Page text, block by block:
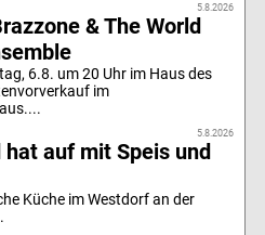
5.8.2026
& The World
6.8. um 20 Uhr im Haus des
im
5.8.2026
hat auf mit Speis und
Küche im Westdorf an der